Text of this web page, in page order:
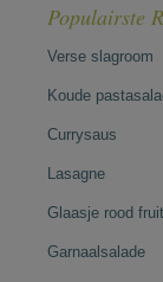
Populairste
Verse slagroom
Koude
Currysaus
Lasagne
Glaasje rood
Garnaalsalade